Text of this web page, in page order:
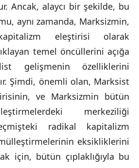
Ancak, alaycı bir şekilde, bu
aynı zamanda, Marksizmin,
eleştirisi olarak
temel öncüllerini açığa
gelişmenin özelliklerini
Şimdi, önemli olan, Marksist
ve Marksizmin bütün
merkeziliği
radikal kapitalizm
eksikliklerini
için, bütün çıplaklığıyla bu